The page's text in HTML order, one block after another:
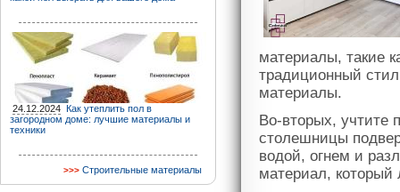
24.12.2024 Как утеплить пол в
загородном доме: лучшие материалы и
техники
Строительные материалы
материалы, такие
традиционный
материалы.
Во-вторых, учтите
столешницы
водой, огнем и
материал, который